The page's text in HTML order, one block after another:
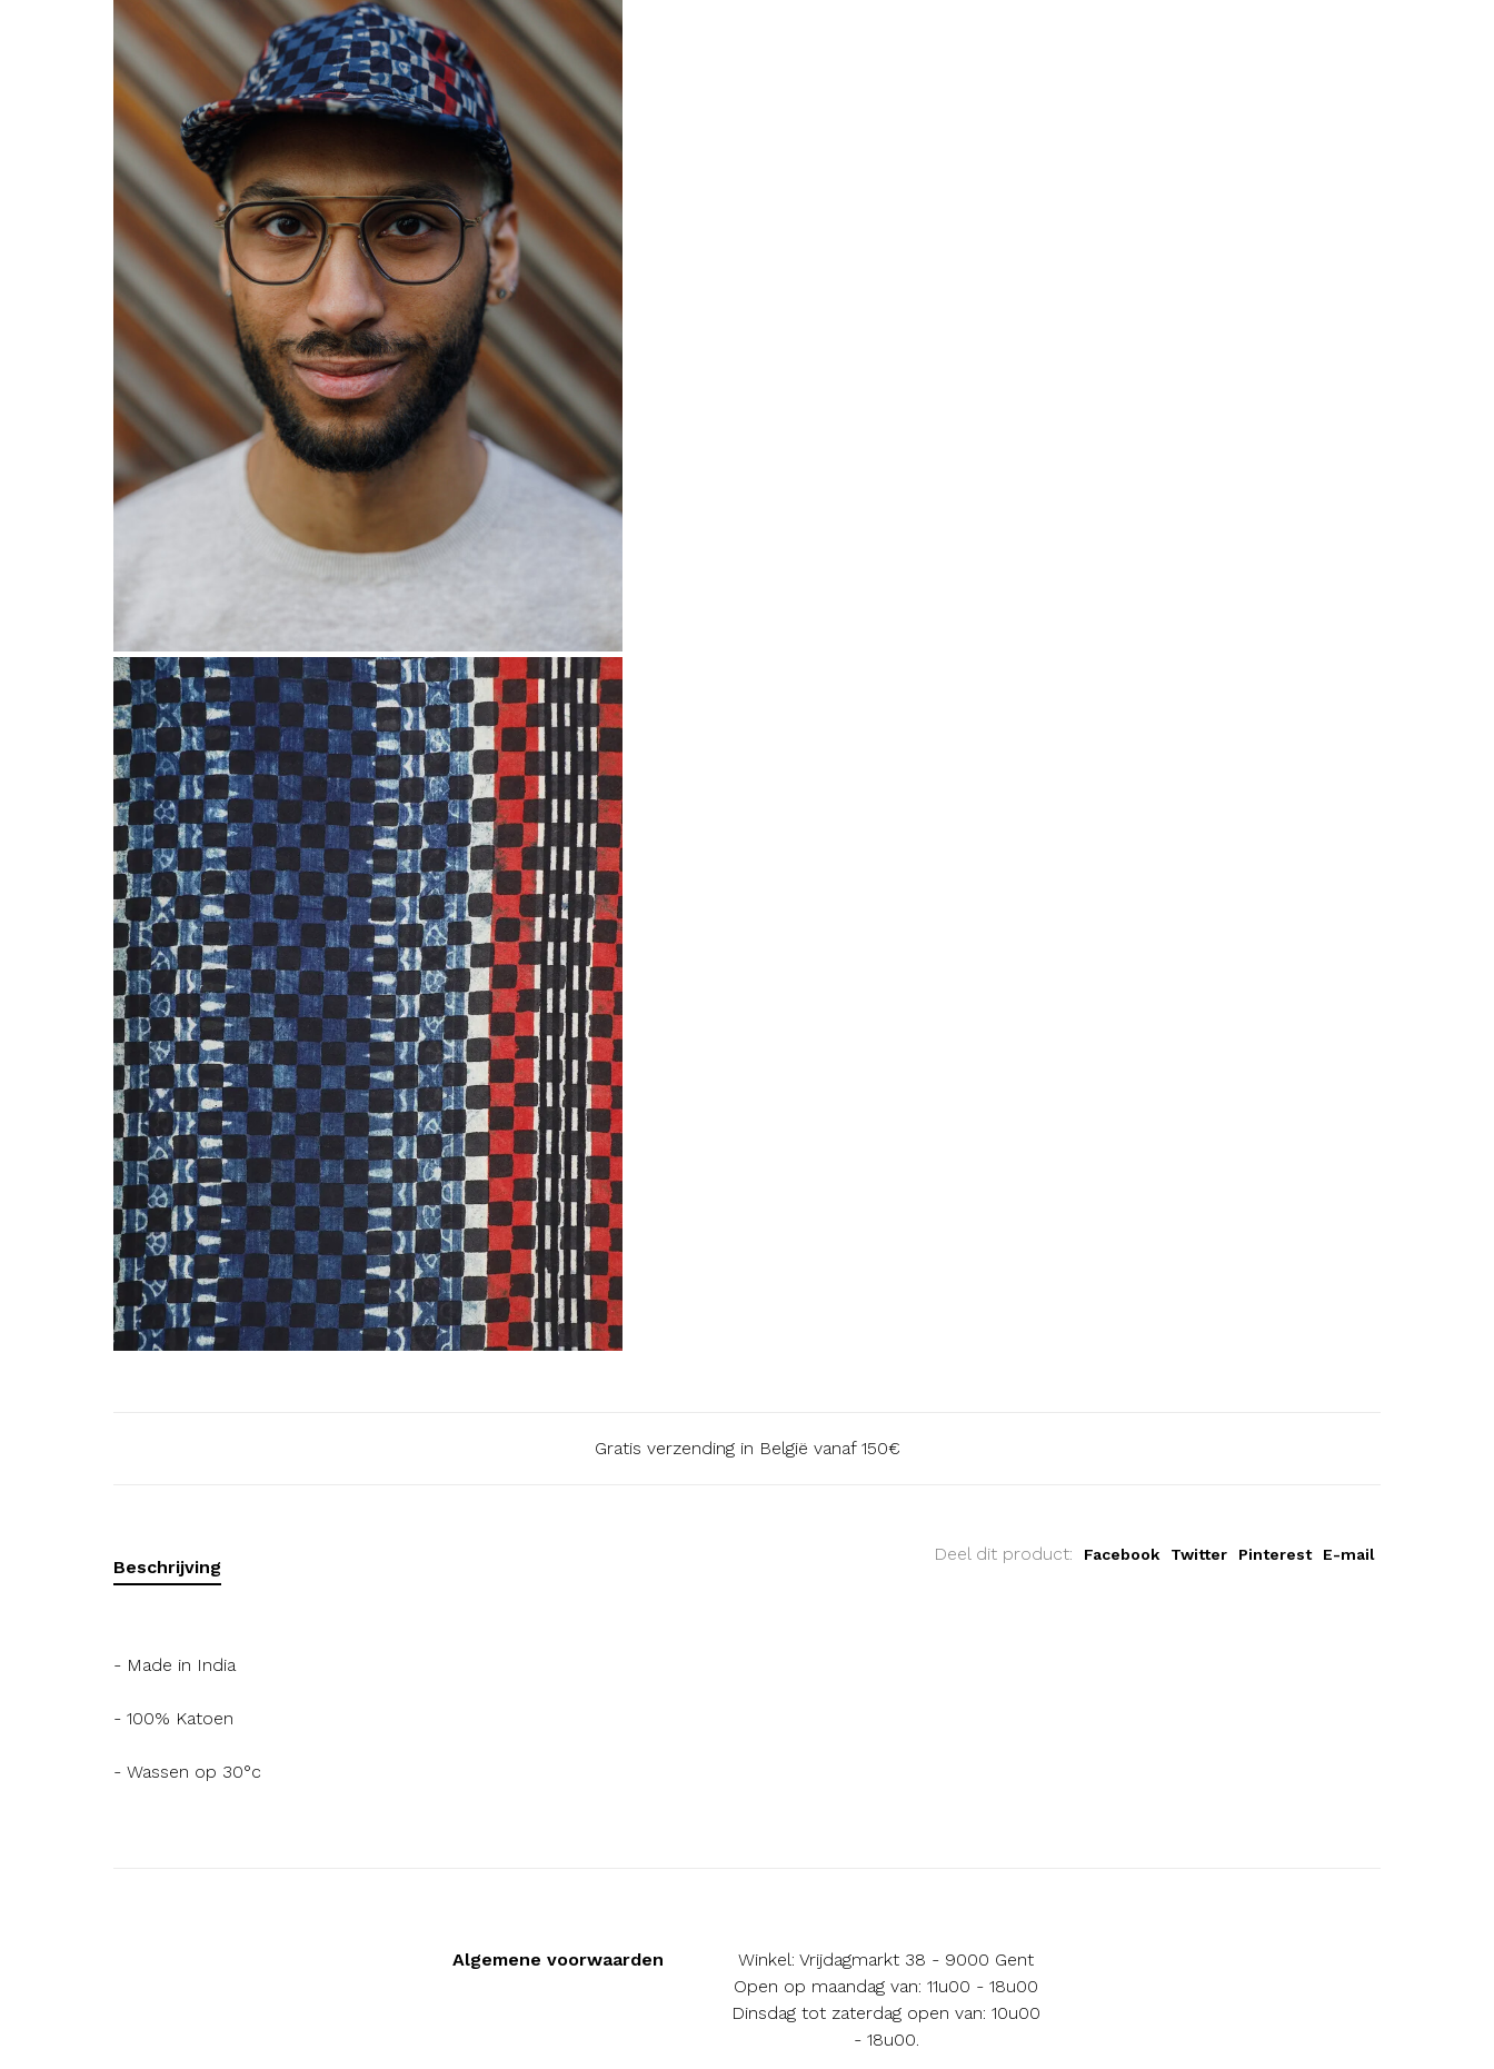
Gratis verzending in België vanaf 150€
Deel dit product: Facebook Twitter Pinterest E-mail
Beschrijving
- Made in India
- 100% Katoen
- Wassen op 30°c
Algemene voorwaarden
Winkel: Vrijdagmarkt 38 - 9000 Gent
Open op maandag van: 11u00 - 18u00
Dinsdag tot zaterdag open van: 10u00
- 18u00.